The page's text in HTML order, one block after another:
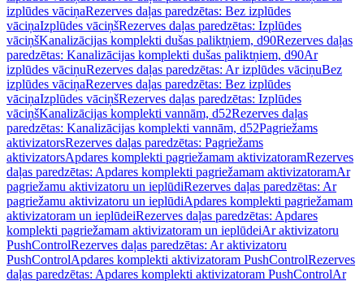
izplūdes vāciņaRezerves daļas paredzētas: Bez izplūdes
vāciņaIzplūdes vāciņšRezerves daļas paredzētas: Izplūdes
vāciņšKanalizācijas komplekti dušas paliktņiem, d90Rezerves daļas
paredzētas: Kanalizācijas komplekti dušas paliktņiem, d90Ar
izplūdes vāciņuRezerves daļas paredzētas: Ar izplūdes vāciņuBez
izplūdes vāciņaRezerves daļas paredzētas: Bez izplūdes
vāciņaIzplūdes vāciņšRezerves daļas paredzētas: Izplūdes
vāciņšKanalizācijas komplekti vannām, d52Rezerves daļas
paredzētas: Kanalizācijas komplekti vannām, d52Pagriežams
aktivizatorsRezerves daļas paredzētas: Pagriežams
aktivizatorsApdares komplekti pagriežamam aktivizatoramRezerves
daļas paredzētas: Apdares komplekti pagriežamam aktivizatoramAr
pagriežamu aktivizatoru un ieplūdiRezerves daļas paredzētas: Ar
pagriežamu aktivizatoru un ieplūdiApdares komplekti pagriežamam
aktivizatoram un ieplūdeiRezerves daļas paredzētas: Apdares
komplekti pagriežamam aktivizatoram un ieplūdeiAr aktivizatoru
PushControlRezerves daļas paredzētas: Ar aktivizatoru
PushControlApdares komplekti aktivizatoram PushControlRezerves
daļas paredzētas: Apdares komplekti aktivizatoram PushControlAr